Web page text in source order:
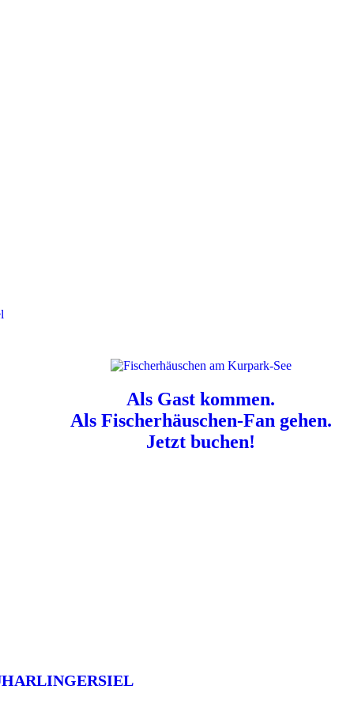
Als Gast kommen.
Als Fischerhäuschen-Fan gehen.
Jetzt buchen!